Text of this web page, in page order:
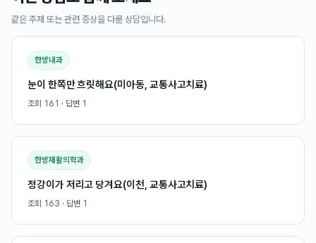
같은 주제 또는 관련 증상을 다룬 상담입니다.
한방내과
눈이 한쪽만 흐릿해요(미아동, 교통사고치료)
조회 161 · 답변 1
한방재활의학과
정강이가 저리고 당겨요(이천, 교통사고치료)
조회 163 · 답변 1